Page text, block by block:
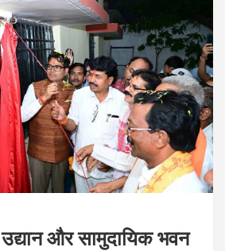
और सामुदायिक भवन